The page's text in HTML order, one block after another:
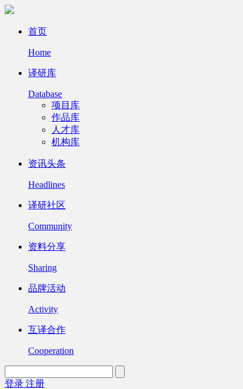
首页
Home
译研库
Database
项目库
作品库
人才库
机构库
资讯头条
Headlines
译研社区
Community
资料分享
Sharing
品牌活动
Activity
互译合作
Cooperation
登录 注册